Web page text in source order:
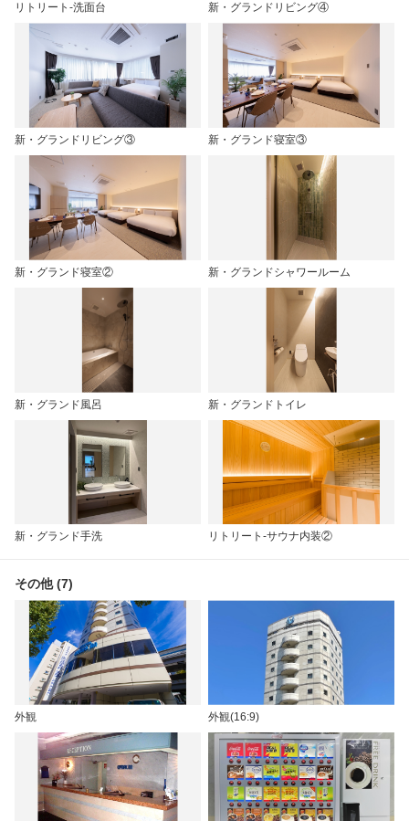
リトリート-洗面台 新・グランドリビング④
新・グランドリビング③ 新・グランド寝室③
新・グランド寝室② 新・グランドシャワールーム
新・グランド風呂 新・グランドトイレ
新・グランド手洗 リトリート-サウナ内装②
その他 (7)
外観 外観(16:9)